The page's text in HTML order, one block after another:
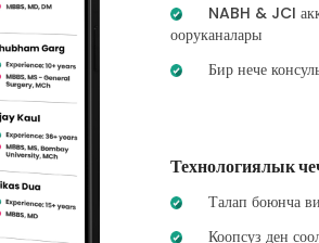
NABH & JCI
ооруканалары
Бир нече
Технологиялык
Талап боюнча
Коопсуз ден